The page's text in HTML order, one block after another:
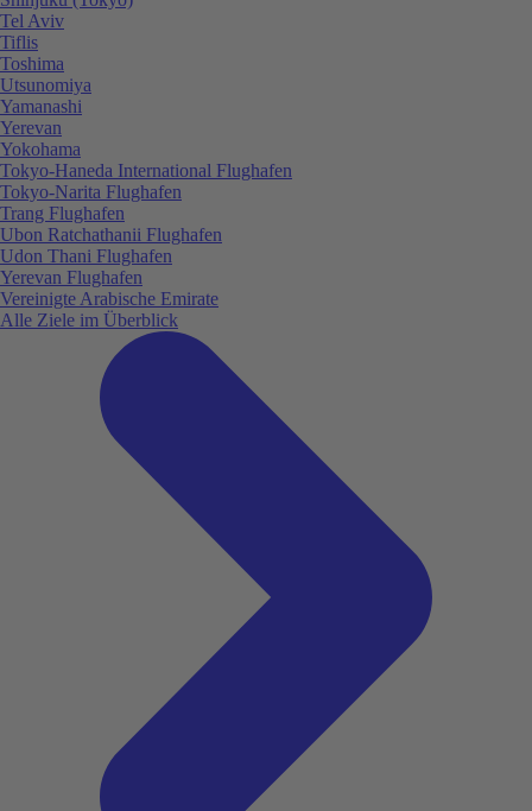
Tel Aviv
Tiflis
Toshima
Utsunomiya
Yamanashi
Yerevan
Yokohama
Tokyo-Haneda International Flughafen
Tokyo-Narita Flughafen
Trang Flughafen
Ubon Ratchathanii Flughafen
Udon Thani Flughafen
Yerevan Flughafen
Vereinigte Arabische Emirate
Alle Ziele im Überblick